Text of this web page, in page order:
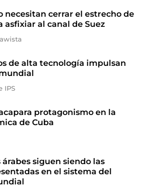
necesitan cerrar el estrecho de
asfixiar al canal de Suez
de alta tecnología impulsan
IPS
protagonismo en la
de Cuba
árabes siguen siendo las
en el sistema del